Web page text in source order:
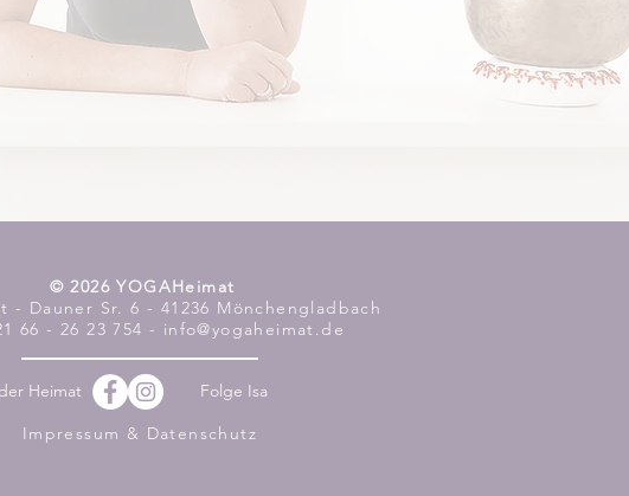
​© 2026 YOGAHeimat
- Dauner Sr. 6 - 41236 Mönchengladbach
66 - 26 23 754 - info@yogaheimat.de
Heimat
Folge Isa
Impressum & Datenschutz